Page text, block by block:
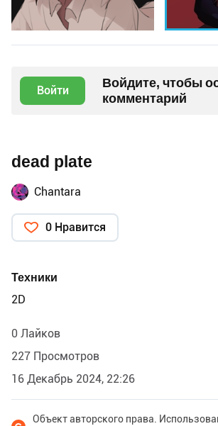
Войти
Войдите, чтобы
комментарий
dead plate
Chantara
0 Нравится
Техники
2D
0 Лайков
227 Просмотров
16 Декабрь 2024, 22:26
Объект авторского права.